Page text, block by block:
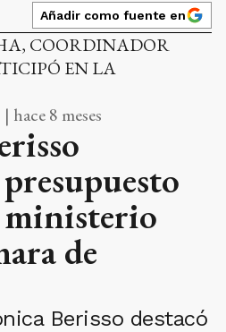
Añadir como fuente en
COORDINADOR
EN LA
hace 8 meses
ministerio
de
Berisso destacó